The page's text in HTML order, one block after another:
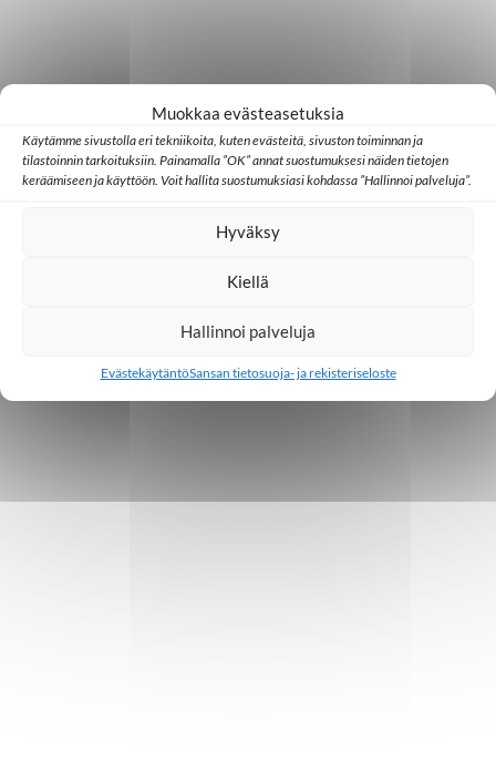
Muokkaa evästeasetuksia
Käytämme sivustolla eri tekniikoita, kuten evästeitä, sivuston toiminnan ja
tilastoinnin tarkoituksiin. Painamalla ”OK” annat suostumuksesi näiden tietojen
keräämiseen ja käyttöön. Voit hallita suostumuksiasi kohdassa ”Hallinnoi palveluja”.
Hyväksy
Kiellä
Hallinnoi palveluja
EvästekäytäntöSansan tietosuoja- ja rekisteriseloste